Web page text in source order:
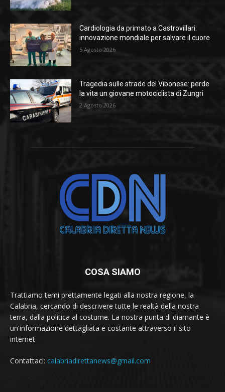
Cardiologia da primato a Castrovillari:
innovazione mondiale per salvare il cuore
5 Agosto 2026
Tragedia sulle strade del Vibonese: perde
la vita un giovane motociclista di Zungri
2 Agosto 2026
COSA SIAMO
Trattiamo temi prettamente legati alla nostra regione, la
Calabria, cercando di descrivere tutte le realtà della nostra
terra, dalla politica al costume. La nostra punta di diamante è
un'informazione dettagliata e costante attraverso il sito
internet
Contattaci: calabriadirettanews@gmail.com